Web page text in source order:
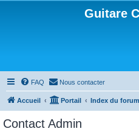
Guitare
FAQ Nous contacter
Accueil Portail Index du forum
Contact Admin